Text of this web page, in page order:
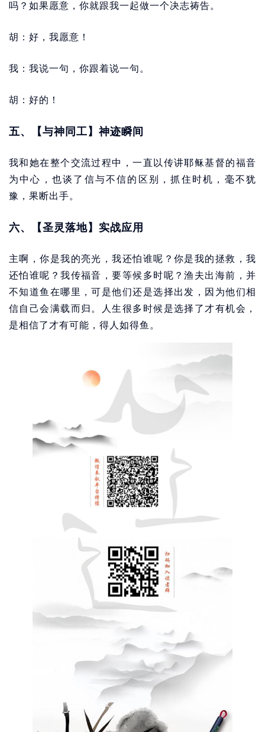
吗？如果愿意，你就跟我一起做一个决志祷告。
胡：好，我愿意！
我：我说一句，你跟着说一句。
胡：好的！
五、【与神同工】神迹瞬间
我和她在整个交流过程中，一直以传讲耶稣基督的福音
为中心，也谈了信与不信的区别，抓住时机，毫不犹
豫，果断出手。
六、【圣灵落地】实战应用
主啊，你是我的亮光，我还怕谁呢？你是我的拯救，我
还怕谁呢？我传福音，要等候多时呢？渔夫出海前，并
不知道鱼在哪里，可是他们还是选择出发，因为他们相
信自己会满载而归。人生很多时候是选择了才有机会，
是相信了才有可能，得人如得鱼。